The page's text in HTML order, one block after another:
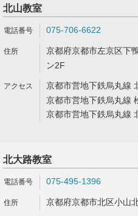
北山教室
075-706-6622
京都府京都市左京区下
ン2F
京都市営地下鉄烏丸線
京都市営地下鉄烏丸線
京都市営地下鉄烏丸線
北大路教室
075-495-1396
京都府京都市北区小山